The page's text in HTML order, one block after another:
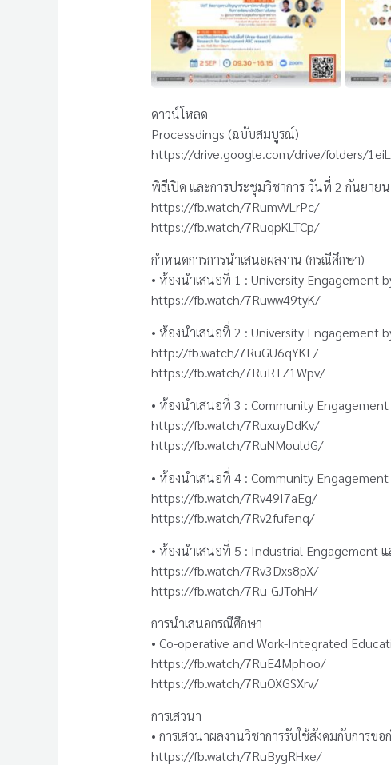
ดาวน์โหลด
Processdings (ฉบับสมบูรณ์)
https://drive.google.com/drive/folders/
พิธีเปิด และการประชุมวิชาการ วันที่ 2 กันยาย
https://fb.watch/7RumvVLrPc/
https://fb.watch/7RuqpKLTCp/
กำหนดการการนำเสนอผลงาน (กรณีศึกษา)
• ห้องนำเสนอที่ 1 : University Engagement
https://fb.watch/7Ruww49tyK/
• ห้องนำเสนอที่ 2 : University Engagement
http://fb.watch/7RuGU6qYKE/
https://fb.watch/7RuRTZ1Wpv/
• ห้องนำเสนอที่ 3 : Community Engagement
https://fb.watch/7RuxuyDdKv/
https://fb.watch/7RuNMouldG/
• ห้องนำเสนอที่ 4 : Community Engagement
https://fb.watch/7Rv49I7aEg/
https://fb.watch/7Rv2fufenq/
• ห้องนำเสนอที่ 5 : Industrial Engagement
https://fb.watch/7Rv3Dxs8pX/
https://fb.watch/7Ru-GJTohH/
การนำเสนอกรณีศึกษา
• Co-operative and Work-Integrated
https://fb.watch/7RuE4Mphoo/
https://fb.watch/7RuOXGSXrv/
การเสวนา
• การเสวนาผลงานวิชาการรับใช้สังคมกับการ
https://fb.watch/7RuBygRHxe/